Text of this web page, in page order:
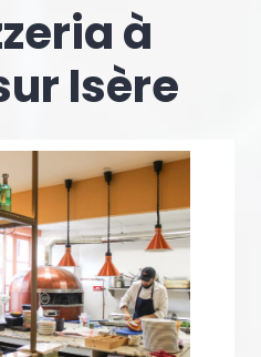
à
Isère